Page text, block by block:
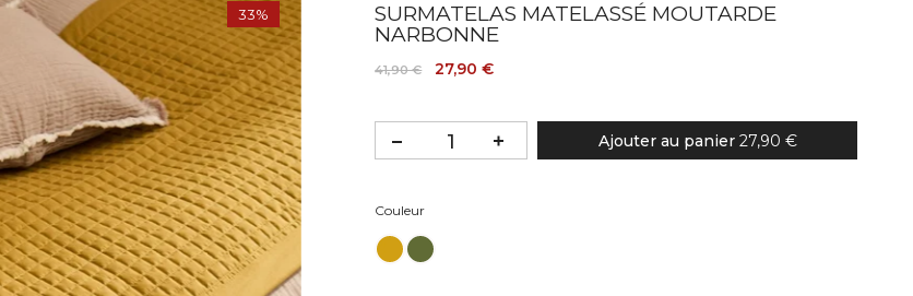
33%
SURMATELAS MATELASSÉ MOUTARDE
NARBONNE
41,90 € 27,90 €
CouleurCouleur
Ajouter au panier 27,90 €